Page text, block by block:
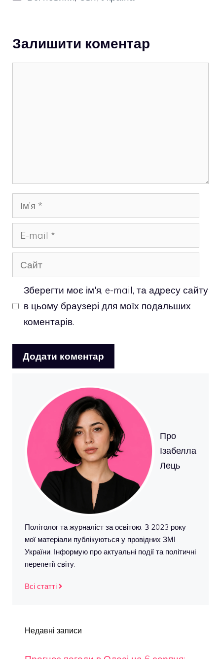
Залишити коментар
Ім’я
mail
Сайт
Зберегти моє ім'я, e-mail, та адресу сайту
в цьому браузері для моїх подальших
коментарів.
Про
Ізабелла
Лець
Політолог та журналіст за освітою. З 2023 року
мої матеріали публікуються у провідних ЗМІ
України. Інформую про актуальні події та політичні
перепетії світу.
Всі статті
Недавні записи